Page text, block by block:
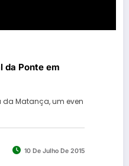
da Ponte em
da Matança, um even
10 De Julho De 2015